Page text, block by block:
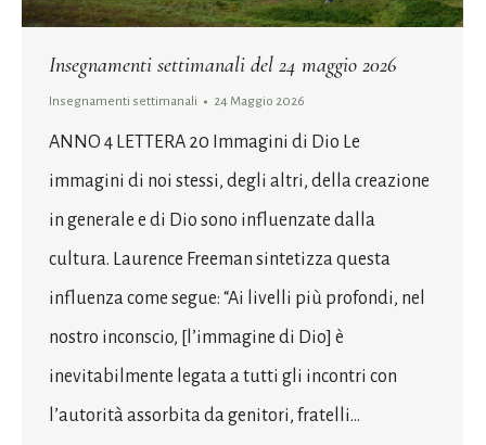
Insegnamenti settimanali del 24 maggio 2026
Insegnamenti settimanali 24 Maggio 2026
ANNO 4 LETTERA 20 Immagini di Dio Le
immagini di noi stessi, degli altri, della creazione
in generale e di Dio sono influenzate dalla
cultura. Laurence Freeman sintetizza questa
influenza come segue: “Ai livelli più profondi, nel
nostro inconscio, [l’immagine di Dio] è
inevitabilmente legata a tutti gli incontri con
l’autorità assorbita da genitori, fratelli…